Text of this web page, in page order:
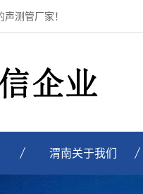
测管厂家！
渭南关于我们